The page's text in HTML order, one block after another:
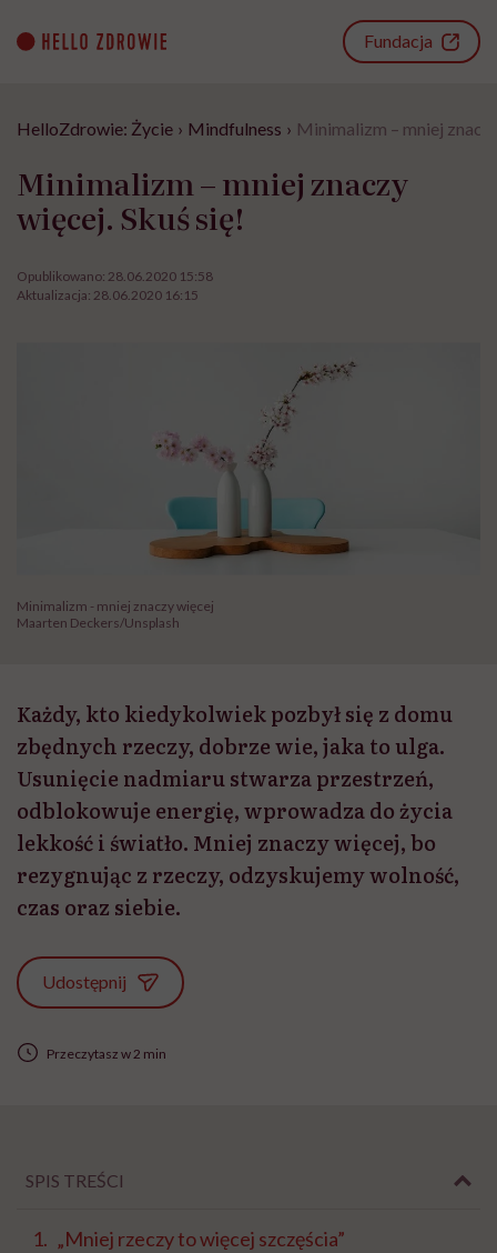
content
Fundacja
HelloZdrowie: Życie › Mindfulness › Minimalizm – mniej
Minimalizm – mniej znaczy
więcej. Skuś się!
Opublikowano: 28.06.2020 15:58
Aktualizacja: 28.06.2020 16:15
Minimalizm - mniej znaczy więcej
Maarten Deckers/Unsplash
Każdy, kto kiedykolwiek pozbył się z domu
zbędnych rzeczy, dobrze wie, jaka to ulga.
Usunięcie nadmiaru stwarza przestrzeń,
odblokowuje energię, wprowadza do życia
lekkość i światło. Mniej znaczy więcej, bo
rezygnując z rzeczy, odzyskujemy wolność,
czas oraz siebie.
Udostępnij
Przeczytasz w 2 min
SPIS TREŚCI
„Mniej rzeczy to więcej szczęścia”